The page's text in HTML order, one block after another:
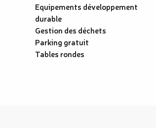
Equipements développement
durable
Gestion des déchets
Parking gratuit
Tables rondes